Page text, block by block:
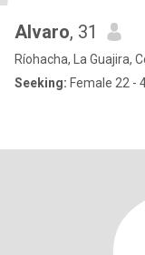
Alvaro, 31
Ríohacha, La Guajira,
Seeking: Female 22 -